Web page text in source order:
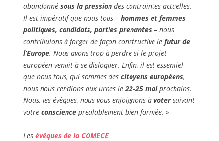
abandonné sous la pression des contraintes actuelles.
Il est impératif que nous tous – hommes et femmes
politiques, candidats, parties prenantes – nous
contribuions à forger de façon constructive le futur de
l’Europe. Nous avons trop à perdre si le projet
européen venait à se disloquer. Enfin, il est essentiel
que nous tous, qui sommes des citoyens européens,
nous nous rendions aux urnes le22-25 maiprochains.
Nous, les évêques, nous vous enjoignons à votersuivant
votre conscience préalablement bien formée. »
Les évêques de la COMECE.